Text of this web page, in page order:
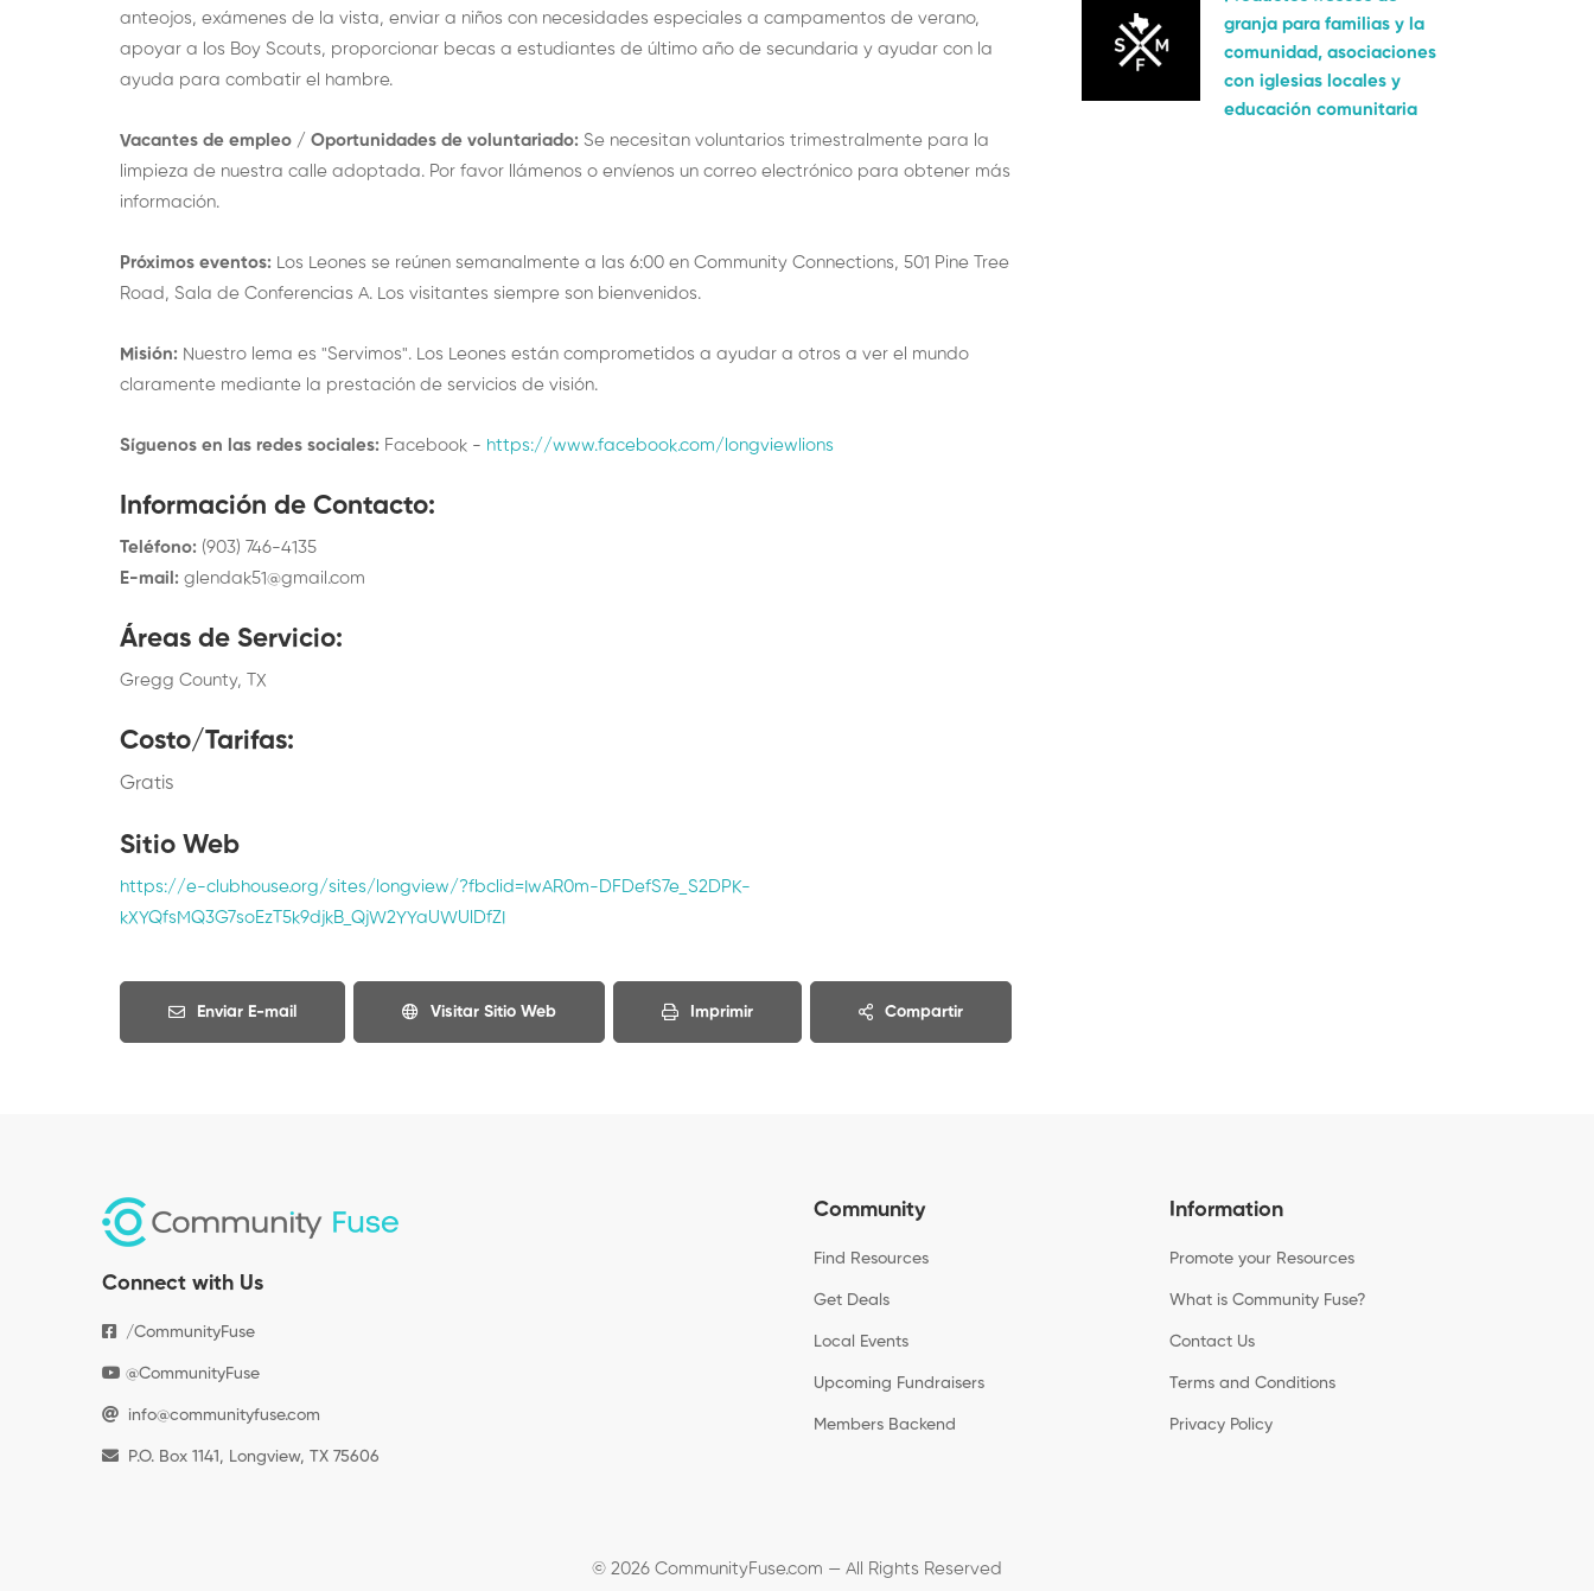
anteojos, exámenes de la vista, enviar a niños con necesidades especiales a campamentos de verano,
apoyar a los Boy Scouts, proporcionar becas a estudiantes de último año de secundaria y ayudar con la
ayuda para combatir el hambre.
Vacantes de empleo / Oportunidades de voluntariado:Se necesitan voluntarios trimestralmente para la
limpieza de nuestra calle adoptada. Por favor llámenos o envíenos un correo electrónico para obtener más
información.
Próximos eventos:Los Leones se reúnen semanalmente a las 6:00 en Community Connections, 501 Pine Tree
Road, Sala de Conferencias A. Los visitantes siempre son bienvenidos.
Misión:Nuestro lema es "Servimos". Los Leones están comprometidos a ayudar a otros a ver el mundo
claramente mediante la prestación de servicios de visión.
Síguenos en las redes sociales:Facebook - https://www.facebook.com/longviewlions
Información de Contacto:
Teléfono: (903) 746-4135
E-mail : glendak51@gmail.com
Áreas de Servicio:
Gregg County, TX
Costo/Tarifas:
Gratis
Sitio Web
https://e-clubhouse.org/sites/longview/?fbclid=IwAR0m-DFDefS7e_S2DPK-
kXYQfsMQ3G7soEzT5k9djkB_QjW2YYaUWUlDfZI
Enviar E-mail Visitar Sitio Web Imprimir Compartir
granja para familias y la
comunidad, asociaciones
con iglesias locales y
educación comunitaria
Connect with Us
/CommunityFuse
@CommunityFuse
info@communityfuse.com
P.O. Box 1141, Longview, TX 75606
Community
Find Resources
Get Deals
Local Events
Upcoming Fundraisers
Members Backend
Information
Promote your Resources
What is Community Fuse?
Contact Us
Terms and Conditions
Privacy Policy
© 2026 CommunityFuse.com — All Rights Reserved